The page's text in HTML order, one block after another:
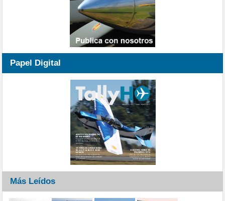
Papel Digital
Más Leídos